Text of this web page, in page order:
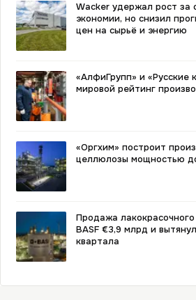
Wacker удержал рост за
экономии, но снизил
цен на сырьё и энергию
«АлфиГрупп» и «Русские
мировой рейтинг
«Оргхим» построит
целлюлозы мощностью
Продажа
BASF €3,9 млрд и
квартала